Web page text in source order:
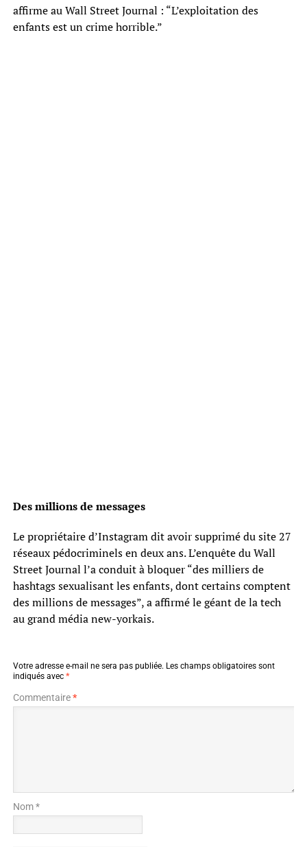
affirme au Wall Street Journal : “L’exploitation des
enfants est un crime horrible.”
Des millions de messages
Le propriétaire d’Instagram dit avoir supprimé du site 27
réseaux pédocriminels en deux ans. L’enquête du Wall
Street Journal l’a conduit à bloquer “des milliers de
hashtags sexualisant les enfants, dont certains comptent
des millions de messages”, a affirmé le géant de la tech
au grand média new-yorkais.
Votre adresse e-mail ne sera pas publiée. Les champs obligatoires sont
indiqués avec *
Commentaire*
Nom *